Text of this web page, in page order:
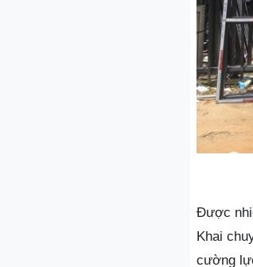
Được
Khai
cường